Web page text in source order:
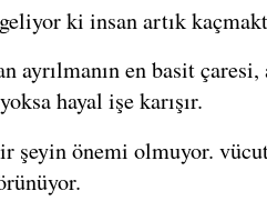
ki insan artık
ayrılmanın en basit
hayal işe karışır.
şeyin önemi olmuyor.